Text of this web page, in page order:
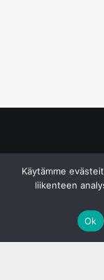
Käytämme
liikenteen
Ok